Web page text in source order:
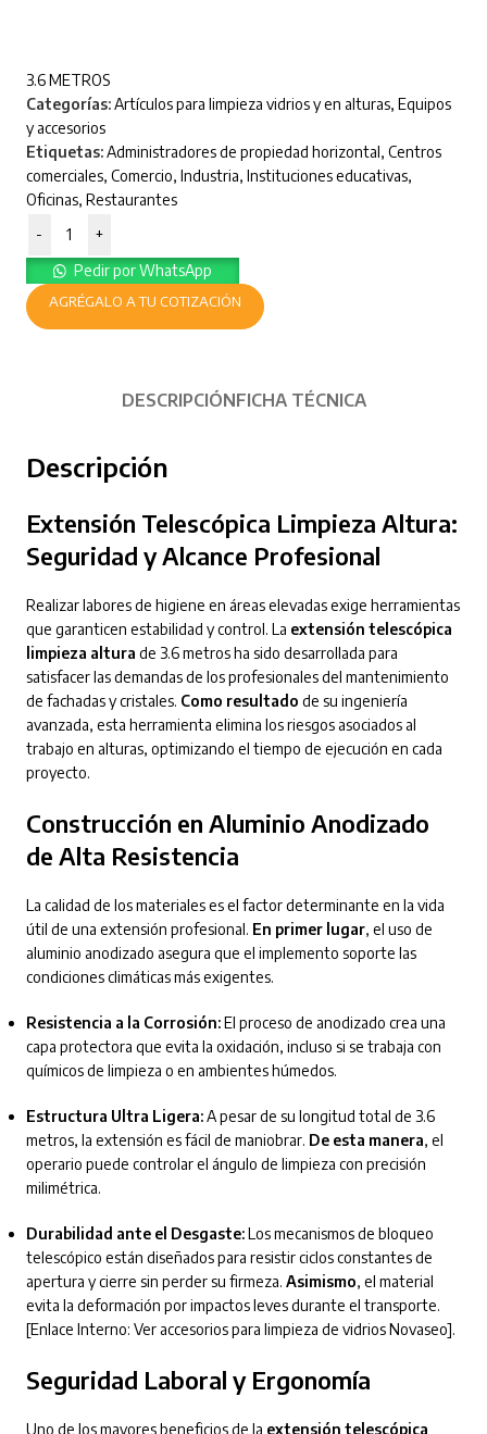
3.6 METROS
Categorías:Artículos para limpieza vidrios y en alturas, Equipos
y accesorios
Etiquetas:Administradores de propiedad horizontal, Centros
comerciales, Comercio, Industria, Instituciones educativas,
Oficinas, Restaurantes
-
+
Pedir por WhatsApp
AGRÉGALO A TU COTIZACIÓN
DESCRIPCIÓNFICHA TÉCNICA
Descripción
Extensión Telescópica Limpieza Altura:
Seguridad y Alcance Profesional
Realizar labores de higiene en áreas elevadas exige herramientas
que garanticen estabilidad y control. La extensión telescópica
limpieza altura de 3.6 metros ha sido desarrollada para
satisfacer las demandas de los profesionales del mantenimiento
de fachadas y cristales. Como resultado de su ingeniería
avanzada, esta herramienta elimina los riesgos asociados al
trabajo en alturas, optimizando el tiempo de ejecución en cada
proyecto.
Construcción en Aluminio Anodizado
de Alta Resistencia
La calidad de los materiales es el factor determinante en la vida
útil de una extensión profesional. En primer lugar, el uso de
aluminio anodizado asegura que el implemento soporte las
condiciones climáticas más exigentes.
Resistencia a la Corrosión:El proceso de anodizado crea una
capa protectora que evita la oxidación, incluso si se trabaja con
químicos de limpieza o en ambientes húmedos.
Estructura Ultra Ligera:A pesar de su longitud total de 3.6
metros, la extensión es fácil de maniobrar. De esta manera, el
operario puede controlar el ángulo de limpieza con precisión
milimétrica.
Durabilidad ante el Desgaste:Los mecanismos de bloqueo
telescópico están diseñados para resistir ciclos constantes de
apertura y cierre sin perder su firmeza. Asimismo, el material
evita la deformación por impactos leves durante el transporte.
[Enlace Interno: Ver accesorios para limpieza de vidrios Novaseo].
Seguridad Laboral y Ergonomía
Uno de los mayores beneficios de la extensión telescópica